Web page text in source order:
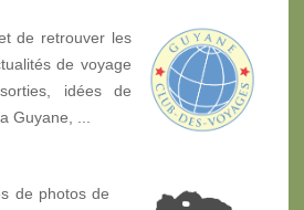
de retrouver les
de voyage
idées de
Guyane, ...
de photos de